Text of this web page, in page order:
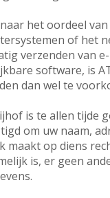
het oordeel
of het
verzenden van
software, is
dan wel te
is te allen tijde
om uw naam,
maakt op diens
is, er geen